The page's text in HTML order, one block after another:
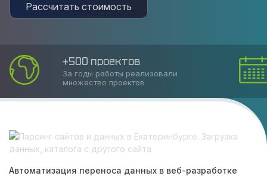
Рассчитать стоимость
Соблюдаем сроки
Накопленный опыт позволяет оказать
услугу в срок
Автоматизация переноса данных в веб-разработке